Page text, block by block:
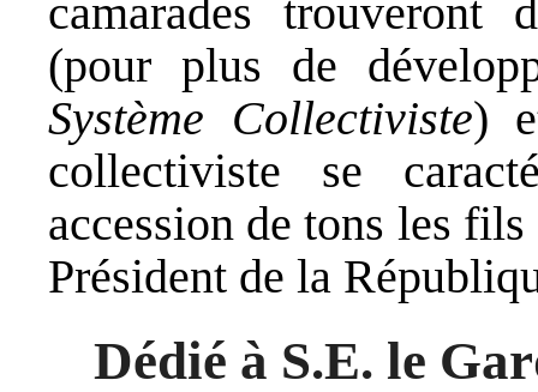
camarades trouveront
(pour plus de
Système Collectiviste)
collectiviste se
accession de tons les
Président de la
Dédié à S.E. le